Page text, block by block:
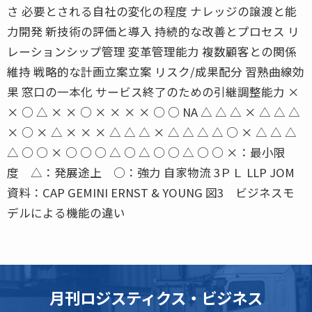
さ 必要とされる自社の変化の程度 ナレッジの譲渡と能
力開発 新技術の評価と導入 持続的な改善とプロセス リ
レーションシップ管理 変革管理能力 複数顧客との関係
維持 戦略的な計画立案立案 リスク/成果配分 習熟曲線効
果 窓口の一本化 サービス終了のための引継調整能力 ×
× ○ △ × × ○ × × × × ○ ○ NA △ △ △ × △ △ △
× ○ × △ × × × △ △ △ × △ △ △ △ ○ × △ △ △
△ ○ ○ × ○ ○ ○ △ ○ △ ○ ○ △ ○ ○ ×：最小限
度 △：発展途上 ○：強力 自家物流 3ＰＬ LLP JOM
資料：CAP GEMINI ERNST & YOUNG 図3 ビジネスモ
デルによる機能の違い
月刊ロジスティクス・ビジネス